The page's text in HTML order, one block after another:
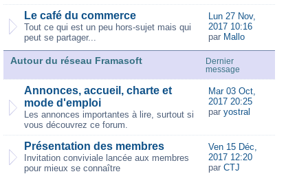
Le café du commerce
Tout ce qui est un peu hors-sujet mais qui
peut se partager...
Lun 27 Nov,
2017 10:16
par Mallo
Autour du réseau Framasoft
Dernier
message
Annonces, accueil, charte et
mode d'emploi
Les annonces importantes à lire, surtout si
vous découvrez ce forum.
Mar 03 Oct,
2017 20:25
par yostral
Présentation des membres
Invitation conviviale lancée aux membres
pour mieux se connaître
Ven 15 Déc,
2017 12:20
par CTJ